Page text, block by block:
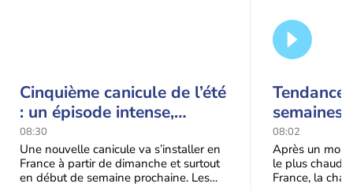
Cinquième canicule de l’été
: un épisode intense,
durable et étendu la
semaine prochaine
08:30
Une nouvelle canicule va s’installer en
France à partir de dimanche et surtout
en début de semaine prochaine. Les
Tendance
semaines
septembre
08:02
Après un
le plus chaud
France, la